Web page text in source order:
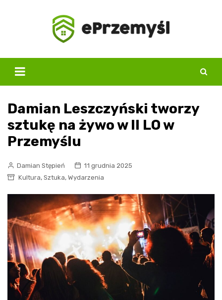
Damian Leszczyński tworzy
sztukę na żywo w II LO w
Przemyślu
Damian Stępień
11 grudnia 2025
Kultura, Sztuka, Wydarzenia